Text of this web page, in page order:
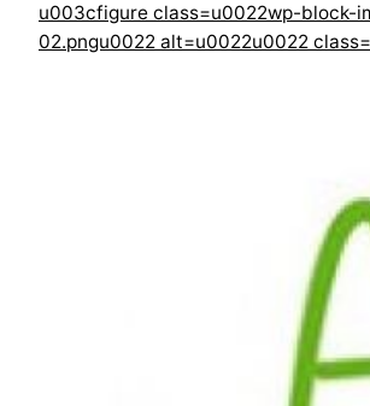
u003cfigure class=u0022wp-block-
02.pngu0022 alt=u0022u0022